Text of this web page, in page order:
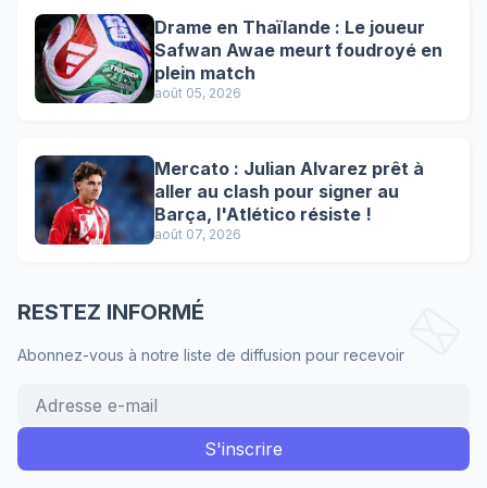
Drame en Thaïlande : Le joueur
Safwan Awae meurt foudroyé en
plein match
août 05, 2026
Mercato : Julian Alvarez prêt à
aller au clash pour signer au
Barça, l'Atlético résiste !
août 07, 2026
RESTEZ INFORMÉ
Abonnez-vous à notre liste de diffusion pour recevoir